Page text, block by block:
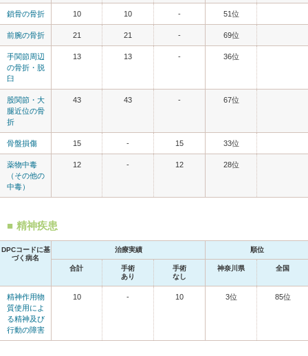
鎖骨の骨折 10 10 - 51位
前腕の骨折 21 21 - 69位
手関節周辺
の骨折・脱
臼
13 13 - 36位
股関節・大
腿近位の骨
折
43 43 - 67位
骨盤損傷 15 - 15 33位
薬物中毒
（その他の
中毒）
12 - 12 28位
精神疾患
DPCコードに基
づく病名
治療実績 順位
合計
手術
あり
手術
なし
神奈川県 全国
精神作用物
質使用によ
る精神及び
行動の障害
10 - 10 3位 85位